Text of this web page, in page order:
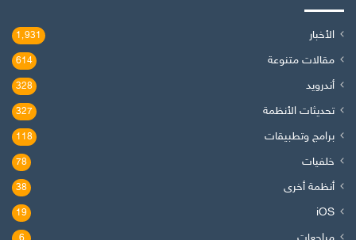
الأخبار 1٬931
مقالات متنوعة 614
أندرويد 328
تحديثات الأنظمة 327
برامج وتطبيقات 118
خلفيات 78
أنظمة أخرى 38
iOS
19